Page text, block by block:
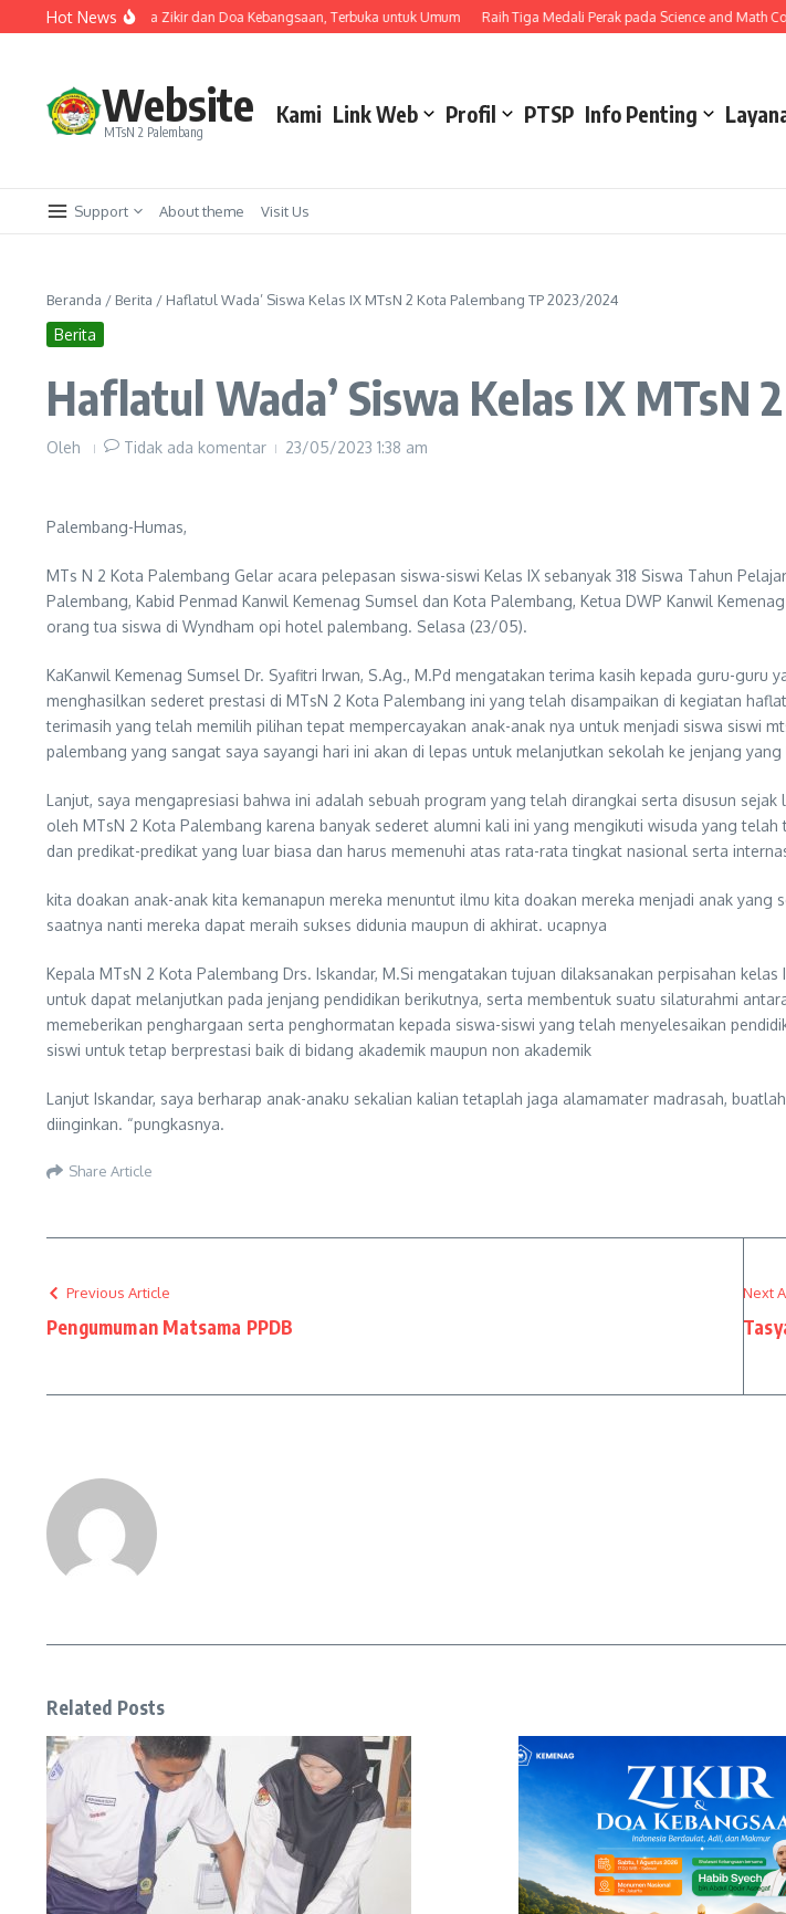
Lewati ke konten
Hot News
di Monas Ada Zikir dan Doa Kebangsaan, Terbuka untuk Umum Raih Tiga Medali Perak pada Science and Math
Website
MTsN 2 Palembang
Kami Link Web Profil PTSP Info Penting
Support About theme Visit Us
Beranda / Berita / Haflatul Wada’ Siswa Kelas IX MTsN 2 Kota Palembang TP 2023/2024
Berita
Haflatul Wada’ Siswa Kelas IX MTsN
Oleh Tidak ada komentar 23/05/2023 1:38 am
Palembang-Humas,
MTs N 2 Kota Palembang Gelar acara pelepasan siswa-siswi Kelas IX sebanyak 318 Siswa Tahun
Palembang, Kabid Penmad Kanwil Kemenag Sumsel dan Kota Palembang, Ketua DWP Kanwil
orang tua siswa di Wyndham opi hotel palembang. Selasa (23/05).
KaKanwil Kemenag Sumsel Dr. Syafitri Irwan, S.Ag., M.Pd mengatakan terima kasih kepada guru-
menghasilkan sederet prestasi di MTsN 2 Kota Palembang ini yang telah disampaikan di kegiatan
terimasih yang telah memilih pilihan tepat mempercayakan anak-anak nya untuk menjadi siswa siswi
palembang yang sangat saya sayangi hari ini akan di lepas untuk melanjutkan sekolah ke jenjang
Lanjut, saya mengapresiasi bahwa ini adalah sebuah program yang telah dirangkai serta disusun
oleh MTsN 2 Kota Palembang karena banyak sederet alumni kali ini yang mengikuti wisuda yang
dan predikat-predikat yang luar biasa dan harus memenuhi atas rata-rata tingkat nasional serta
kita doakan anak-anak kita kemanapun mereka menuntut ilmu kita doakan mereka menjadi anak
saatnya nanti mereka dapat meraih sukses didunia maupun di akhirat. ucapnya
Kepala MTsN 2 Kota Palembang Drs. Iskandar, M.Si mengatakan tujuan dilaksanakan perpisahan
untuk dapat melanjutkan pada jenjang pendidikan berikutnya, serta membentuk suatu silaturahmi
memeberikan penghargaan serta penghormatan kepada siswa-siswi yang telah menyelesaikan
siswi untuk tetap berprestasi baik di bidang akademik maupun non akademik
Lanjut Iskandar, saya berharap anak-anaku sekalian kalian tetaplah jaga alamamater madrasah,
diinginkan. “pungkasnya.
Share Article
Previous Article
Pengumuman Matsama PPDB
Next
Related Posts